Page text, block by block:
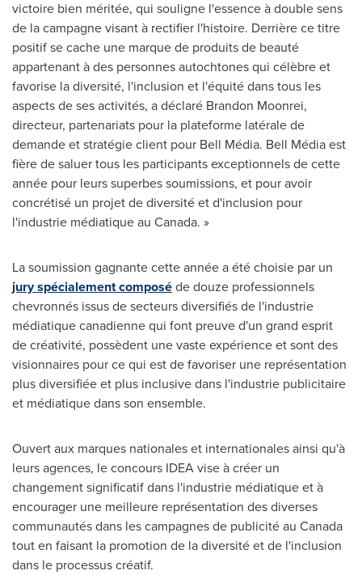
victoire bien méritée, qui souligne l'essence à double sens
de la campagne visant à rectifier l'histoire. Derrière ce titre
positif se cache une marque de produits de beauté
appartenant à des personnes autochtones qui célèbre et
favorise la diversité, l'inclusion et l'équité dans tous les
aspects de ses activités, a déclaré Brandon Moonrei,
directeur, partenariats pour la plateforme latérale de
demande et stratégie client pour Bell Média. Bell Média est
fière de saluer tous les participants exceptionnels de cette
année pour leurs superbes soumissions, et pour avoir
concrétisé un projet de diversité et d'inclusion pour
l'industrie médiatique au Canada. »
La soumission gagnante cette année a été choisie par un
jury spécialement composéde douze professionnels
chevronnés issus de secteurs diversifiés de l'industrie
médiatique canadienne qui font preuve d'un grand esprit
de créativité, possèdent une vaste expérience et sont des
visionnaires pour ce qui est de favoriser une représentation
plus diversifiée et plus inclusive dans l'industrie publicitaire
et médiatique dans son ensemble.
Ouvert aux marques nationales et internationales ainsi qu'à
leurs agences, le concours IDEA vise à créer un
changement significatif dans l'industrie médiatique et à
encourager une meilleure représentation des diverses
communautés dans les campagnes de publicité au Canada
tout en faisant la promotion de la diversité et de l'inclusion
dans le processus créatif.